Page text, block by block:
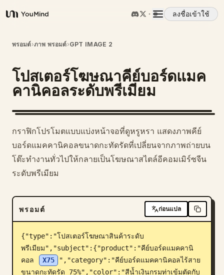
YouMind
ลงชื่อเข้าใช้
ภาพรวม
กรณีการใช้งาน
ทักษะ
พรอมต์
ราคา
ดาวน์โหลด
บล็อก
อัปเดต
พรอมต์›ภาพ พรอมต์›GPT IMAGE 2
โปสเตอร์โฆษณาคีย์บอร์ดแมค
คานิคอลระดับพรีเมียม
กราฟิกโปรโมตแบบแบ่งหน้าจอที่ดูหรูหรา แสดงภาพคีย์
บอร์ดแมคคานิคอลขนาดกะทัดรัดที่เปลี่ยนจากภาพถ่ายบน
โต๊ะทำงานทั่วไปให้กลายเป็นโฆษณาสไตล์อีคอมเมิร์ซจีน
ระดับพรีเมียม
พรอมต์ ก่อนแปล
{"type":"โปสเตอร์โฆษณาสินค้าระดับ
พรีเมียม","subject":{"product":"คีย์บอร์ดแมคคานิ
คอล
X75
","category":"คีย์บอร์ดแมคคานิคอลไร้สาย
ขนาดกะทัดรัด 75%","color":"สีน้ำเงินกรมท่าเข้มตัดกับ